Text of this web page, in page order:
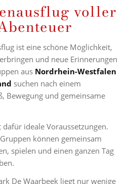
voller
ist eine schöne Möglichkeit,
und neue Erinnerungen
aus Nordrhein-Westfalen
suchen nach einem
Bewegung und gemeinsame
ideale Voraussetzungen.
können gemeinsam
spielen und einen ganzen Tag
De Waarbeek liegt nur wenige